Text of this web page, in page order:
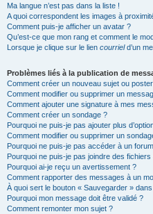
Ma langue n’est pas dans la liste !
A quoi correspondent les images à
Comment puis-je afficher un avatar ?
Qu’est-ce que mon rang et comment le
Lorsque je clique sur le lien courrield’un
Problèmes liés à la publication de
Comment créer un nouveau sujet ou
Comment modifier ou supprimer un
Comment ajouter une signature à mes
Comment créer un sondage ?
Pourquoi ne puis-je pas ajouter plus
Comment modifier ou supprimer un
Pourquoi ne puis-je pas accéder à un
Pourquoi ne puis-je pas joindre des
Pourquoi ai-je reçu un avertissement ?
Comment rapporter des messages à un
À quoi sert le bouton « Sauvegarder »
Pourquoi mon message doit être validé ?
Comment remonter mon sujet ?